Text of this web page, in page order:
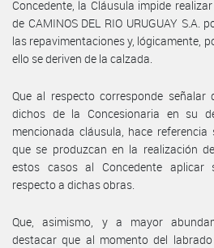
Concedente, la Cláusula impide
de CAMINOS DEL RIO URUGUAY
las repavimentaciones y, lógicamente,
ello se deriven de la calzada.
Que al respecto corresponde
dichos de la Concesionaria en su
mencionada cláusula, hace
que se produzcan en la realización
estos casos al Concedente aplicar
respecto a dichas obras.
Que, asimismo, y a mayor
destacar que al momento del